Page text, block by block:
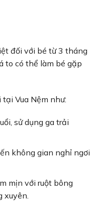
đối với bé từ 3 tháng
to có thể làm bé gặp
Vua Nệm như:
sử dụng ga trải
không gian nghỉ ngơi
mịn với ruột bông
xuyên.